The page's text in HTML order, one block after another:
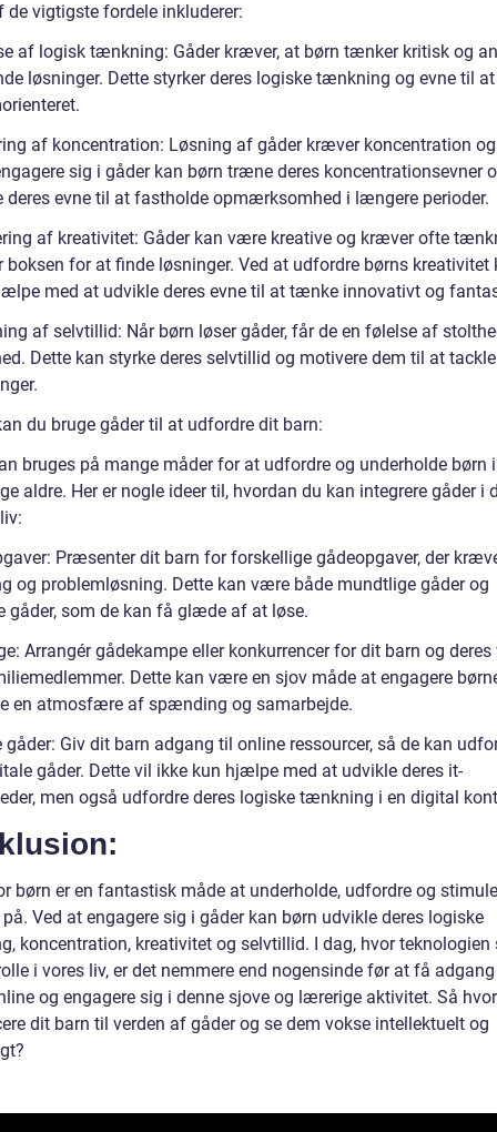
de vigtigste fordele inkluderer:
af logisk tænkning: Gåder kræver, at børn tænker kritisk og
løsninger. Dette styrker deres logiske tænkning og evne til
af koncentration: Løsning af gåder kræver koncentration
sig i gåder kan børn træne deres koncentrationsevner
deres evne til at fastholde opmærksomhed i længere perioder.
af kreativitet: Gåder kan være kreative og kræver ofte
boksen for at finde løsninger. Ved at udfordre børns kreativitet
med at udvikle deres evne til at tænke innovativt og
af selvtillid: Når børn løser gåder, får de en følelse af
Dette kan styrke deres selvtillid og motivere dem til at
du bruge gåder til at udfordre dit barn:
bruges på mange måder for at udfordre og underholde børn i
aldre. Her er nogle ideer til, hvordan du kan integrere gåder i
Præsenter dit barn for forskellige gådeopgaver, der
og problemløsning. Dette kan være både mundtlige gåder og
gåder, som de kan få glæde af at løse.
Arrangér gådekampe eller konkurrencer for dit barn og deres
Dette kan være en sjov måde at engagere
en atmosfære af spænding og samarbejde.
gåder: Giv dit barn adgang til online ressourcer, så de kan
gåder. Dette vil ikke kun hjælpe med at udvikle deres it-
men også udfordre deres logiske tænkning i en digital
børn er en fantastisk måde at underholde, udfordre og
Ved at engagere sig i gåder kan børn udvikle deres logiske
koncentration, kreativitet og selvtillid. I dag, hvor teknologien
i vores liv, er det nemmere end nogensinde før at få
og engagere sig i denne sjove og lærerige aktivitet. Så
dit barn til verden af gåder og se dem vokse intellektuelt og